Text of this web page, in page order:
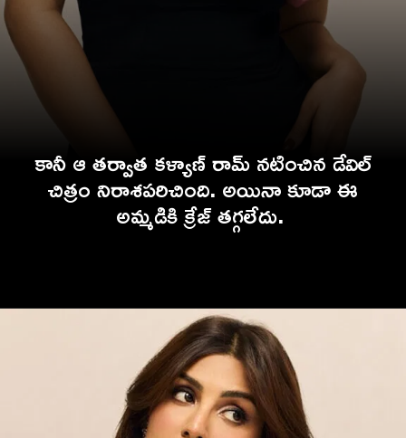
కానీ ఆ తర్వాత కళ్యాణ్ రామ్ నటించిన డేవిల్
చిత్రం నిరాశపరిచింది. అయినా కూడా ఈ
అమ్మడికి క్రేజ్ తగ్గలేదు.